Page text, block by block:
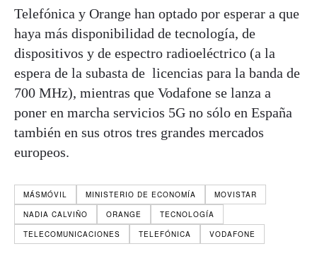
Telefónica y Orange han optado por esperar a que
haya más disponibilidad de tecnología, de
dispositivos y de espectro radioeléctrico (a la
espera de la subasta de licencias para la banda de
700 MHz), mientras que Vodafone se lanza a
poner en marcha servicios 5G no sólo en España
también en sus otros tres grandes mercados
europeos.
MÁSMÓVIL MINISTERIO DE ECONOMÍA
MOVISTAR
NADIA CALVIÑO
ORANGE
TECNOLOGÍA
TELECOMUNICACIONES
TELEFÓNICA VODAFONE